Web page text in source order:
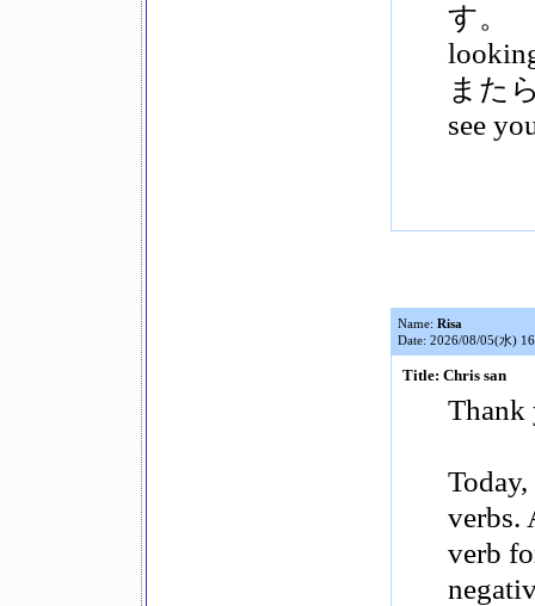
す。
また
see
Name: Risa
Date: 2026/08/05(水)
Title: Chris san
Thank
verbs.
verb